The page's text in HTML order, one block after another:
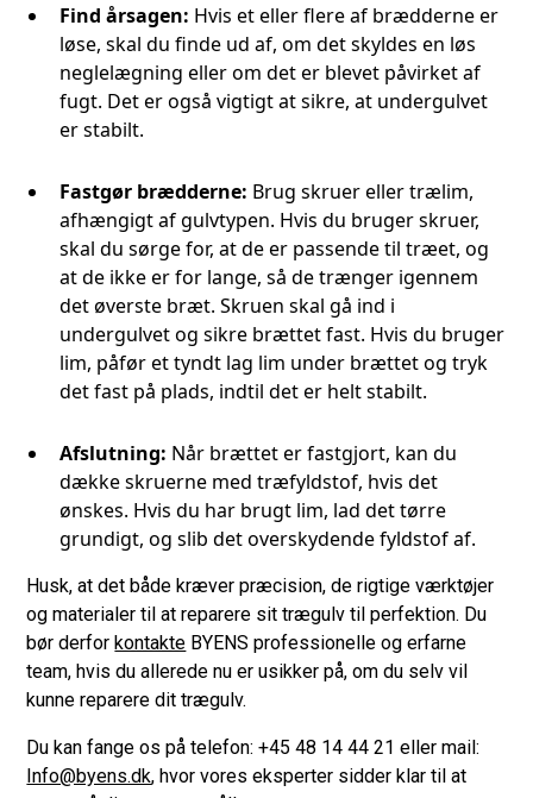
Find årsagen: Hvis et eller flere af brædderne er
løse, skal du finde ud af, om det skyldes en løs
neglelægning eller om det er blevet påvirket af
fugt. Det er også vigtigt at sikre, at undergulvet
er stabilt.
Fastgør brædderne: Brug skruer eller trælim,
afhængigt af gulvtypen. Hvis du bruger skruer,
skal du sørge for, at de er passende til træet, og
at de ikke er for lange, så de trænger igennem
det øverste bræt. Skruen skal gå ind i
undergulvet og sikre brættet fast. Hvis du bruger
lim, påfør et tyndt lag lim under brættet og tryk
det fast på plads, indtil det er helt stabilt.
Afslutning: Når brættet er fastgjort, kan du
dække skruerne med træfyldstof, hvis det
ønskes. Hvis du har brugt lim, lad det tørre
grundigt, og slib det overskydende fyldstof af.
Husk, at det både kræver præcision, de rigtige værktøjer
og materialer til at reparere sit trægulv til perfektion. Du
bør derforkontakte BYENS professionelle og erfarne
team, hvis du allerede nu er usikker på, om du selv vil
kunne reparere dit trægulv.
Du kan fange os på telefon: +45 48 14 44 21 eller mail:
Info@byens.dk, hvor vores eksperter sidder klar til at